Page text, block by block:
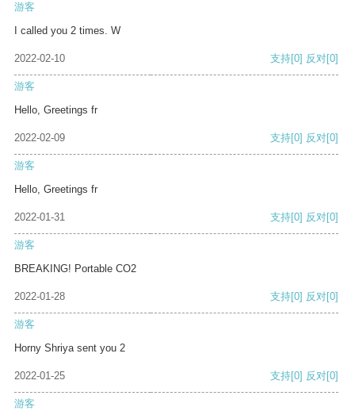
游客
I called you 2 times. W
2022-02-10 支持[0] 反对[0]
游客
Hello, Greetings fr
2022-02-09 支持[0] 反对[0]
游客
Hello, Greetings fr
2022-01-31 支持[0] 反对[0]
游客
BREAKING! Portable CO2
2022-01-28 支持[0] 反对[0]
游客
Horny Shriya sent you 2
2022-01-25 支持[0] 反对[0]
游客